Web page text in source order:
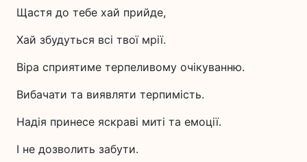
Щастя до тебе хай прийде,
Хай збудуться всі твої мрії.
Віра сприятиме терпеливому очікуванню.
Вибачати та виявляти терпимість.
Надія принесе яскраві миті та емоції.
І не дозволить забути.